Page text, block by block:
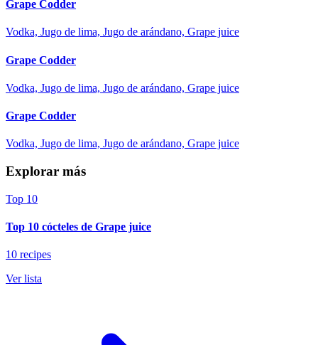
Grape Codder
Vodka, Jugo de lima, Jugo de arándano, Grape juice
Grape Codder
Vodka, Jugo de lima, Jugo de arándano, Grape juice
Grape Codder
Vodka, Jugo de lima, Jugo de arándano, Grape juice
Explorar más
Top 10
Top 10 cócteles de Grape juice
10 recipes
Ver lista